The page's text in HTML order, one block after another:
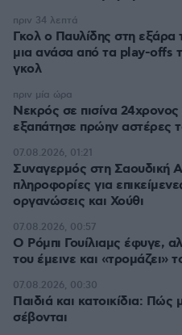
Γκολ ο Παυλίδης στη εξάρα
μια ανάσα από τα play-offs
γκολ
πριν 34 λεπτά
Νεκρός σε πισίνα
εξαπάτησε πρώην αστέρες
πριν μία ώρα
Συναγερμός στη Σαουδική
πληροφορίες για
οργανώσεις και Χούθι
07.08.2026, 01:21
Ο Ρόμπι Γουίλιαμς έφυγε,
του έμεινε και «τρομάζει»
07.08.2026, 00:57
Παιδιά και κατοικίδια: Πώς
σέβονται
07.08.2026, 00:30